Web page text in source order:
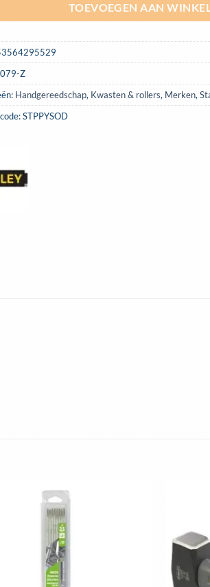
TOEVOEGEN AAN
Z
Handgereedschap, Kwasten & rollers, Merken,
STPPYSOD